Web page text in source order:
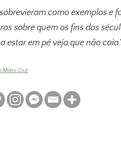
como exemplos e
sobre quem os fins dos
estar em pé veja que não caia
Miles Out